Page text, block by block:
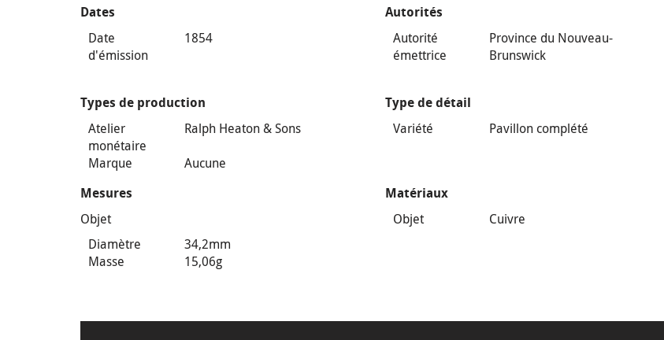
Dates
Date
d'émission
1854
Autorités
Autorité
émettrice
Province du Nouveau-
Brunswick
Types de production
Atelier
monétaire
Ralph Heaton & Sons
Marque
Aucune
Type de détail
Variété Pavillon complété
Mesures
Objet
Diamètre
34,2mm
Masse
15,06g
Matériaux
Objet Cuivre